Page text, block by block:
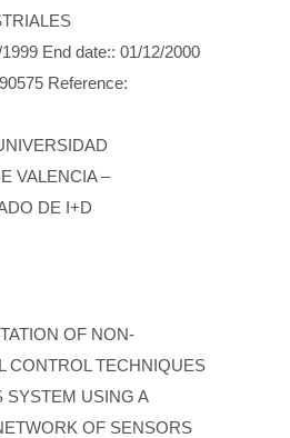
End date:: 01/12/2000
Reference:
VALENCIA –
DE I+D
OF NON-
CONTROL TECHNIQUES
SYSTEM USING A
OF SENSORS